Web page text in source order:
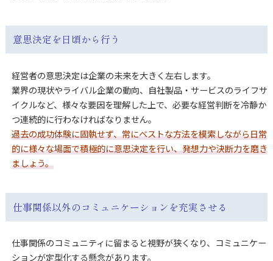
意思決定を日頃から行う
経営者の意思決定は企業の未来を大きく左右します。
業界の現状やライバル企業の動向、自社製品・サービスのライフサ
イクルなど、様々な要因を理解した上で、必要な経営判断を冷静か
つ連続的に行わなければなりません。
過去の成功体験に固執せず、常にベストな方法を模索しながら日常
的に様々な場面で積極的に意思決定を行い、発想力や決断力を磨き
ましょう。
仕事関係以外のコミュニケーションを充実させる
仕事関係のコミュニティに留まると視野が狭くなり、コミュニケー
ションが定型化する懸念があります。